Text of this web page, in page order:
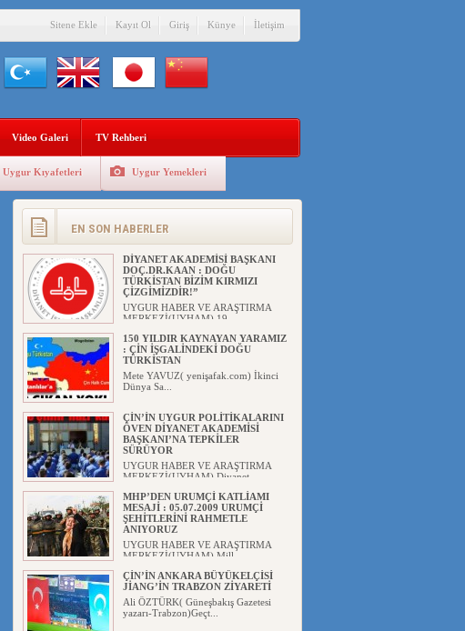
Sitene Ekle Kayıt Ol Giriş Künye İletişim
Video Galeri TV Rehberi
Uygur Kıyafetleri Uygur Yemekleri
EN SON HABERLER
DİYANET AKADEMİSİ BAŞKANI
DOÇ.DR.KAAN : DOĞU
TÜRKİSTAN BİZİM KIRMIZI
ÇİZGİMİZDİR!”
UYGUR HABER VE ARAŞTIRMA
MERKEZİ(UYHAM) 19...
150 YILDIR KAYNAYAN YARAMIZ
: ÇİN İŞGALİNDEKİ DOĞU
TÜRKİSTAN
Mete YAVUZ( yenişafak.com) İkinci
Dünya Sa...
ÇİN’İN UYGUR POLİTİKALARINI
ÖVEN DİYANET AKADEMİSİ
BAŞKANI’NA TEPKİLER
SÜRÜYOR
UYGUR HABER VE ARAŞTIRMA
MERKEZİ(UYHAM) Diyanet
MHP’DEN URUMÇİ KATLİAMI
MESAJİ : 05.07.2009 URUMÇİ
ŞEHİTLERİNİ RAHMETLE
ANIYORUZ
UYGUR HABER VE ARAŞTIRMA
MERKEZİ(UYHAM) Mill...
ÇİN’İN ANKARA BÜYÜKELÇİSİ
JİANG’İN TRABZON ZİYARETİ
Ali ÖZTÜRK( Güneşbakış Gazetesi
yazarı-Trabzon)Geçt...